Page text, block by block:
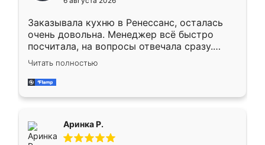
мебели буду заказывать только здесь.
Заказывала кухню в Ренессанс, осталась
очень довольна. Менеджер всё быстро
посчитала, на вопросы отвечала сразу.
Замерщик приехал в субботу, подошёл к
делу со всей ответственностью. Собрали
за день, ребята работали аккуратно, даже
Читать полностью
Аринка Р.